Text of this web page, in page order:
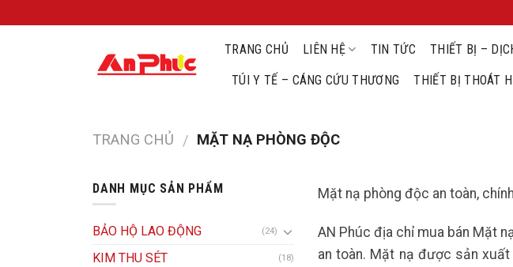
to
TRANG CHỦ LIÊN HỆ TIN TỨC THIẾT BỊ –
TÚI Y TẾ – CÁNG CỨU THƯƠNG THIẾT BỊ THOÁT
TRANG CHỦ / MẶT NẠ PHÒNG ĐỘC
DANH MỤC SẢN PHẨM
BẢO HỘ LAO ĐỘNG (24)
KIM THU SÉT (18)
Mặt nạ phòng độc an toàn,
AN Phúc địa chỉ mua bán Mặt
an toàn. Mặt nạ được sản xuất